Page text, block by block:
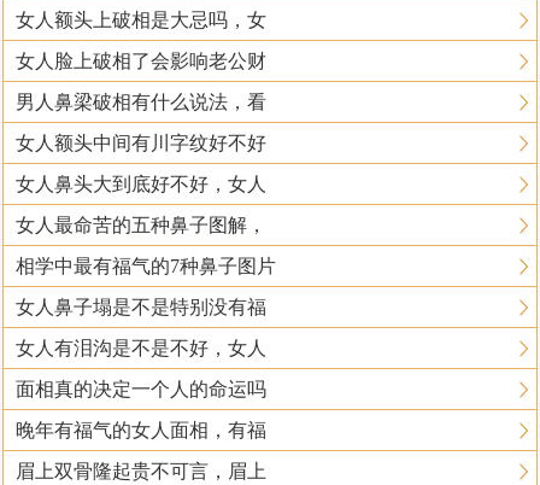
女人额头上破相是大忌吗，女
女人脸上破相了会影响老公财
男人鼻梁破相有什么说法，看
女人额头中间有川字纹好不好
女人鼻头大到底好不好，女人
女人最命苦的五种鼻子图解，
相学中最有福气的7种鼻子图片
女人鼻子塌是不是特别没有福
女人有泪沟是不是不好，女人
面相真的决定一个人的命运吗
晚年有福气的女人面相，有福
眉上双骨隆起贵不可言，眉上